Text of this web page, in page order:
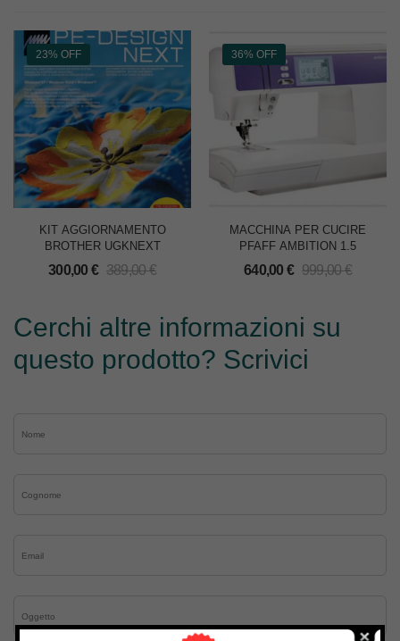
23% OFF
KIT AGGIORNAMENTO
BROTHER UGKNEXT
300,00 € 389,00€
36% OFF
MACCHINA PER CUCIRE
PFAFF AMBITION 1.5
640,00 € 999,00€
Cerchi altre informazioni su
questo prodotto? Scrivici